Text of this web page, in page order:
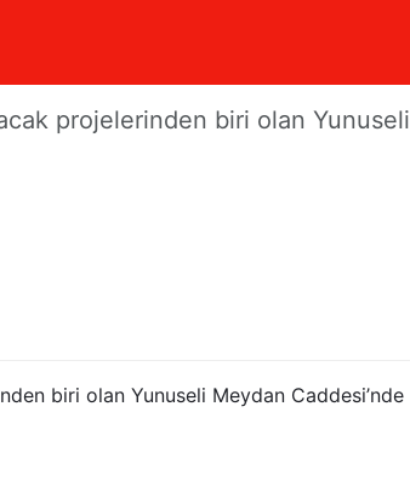
Hizmet
projelerinden biri olan Yunuseli
biri olan Yunuseli Meydan Caddesi’nde